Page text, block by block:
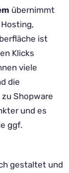
übernimmt
ist
Klicks
viele
die
Shopware
und es
ggf.
gestaltet und